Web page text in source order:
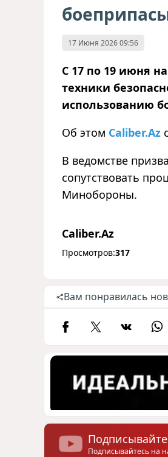
17 Июня 2026 09:56
С 17 по 19 июня
техники
использованию
Об этом Caliber.Az
В ведомстве
сопутствовать
Минобороны.
Caliber.Az
Просмотров:317
Вам понравилась
Подписывайтесь на